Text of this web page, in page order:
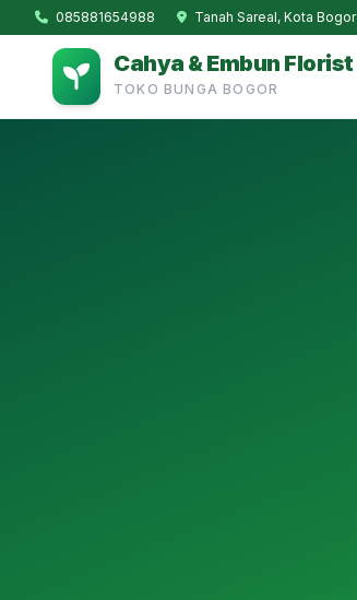
085881654988 Tanah Sareal, Kota Bogor
Cahya & Embun Florist
TOKO BUNGA BOGOR